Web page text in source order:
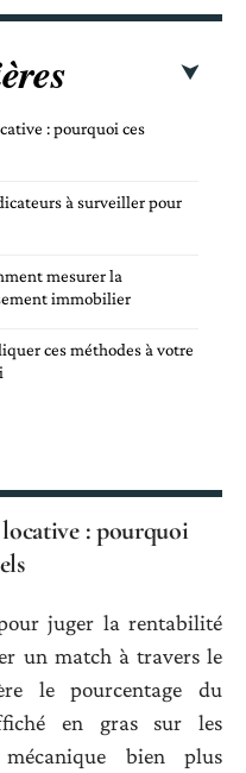
: pourquoi ces
à surveiller pour
mesurer la
immobilier
ces méthodes à votre
: pourquoi
juger la rentabilité
un match à travers le
le pourcentage du
en gras sur les
bien plus